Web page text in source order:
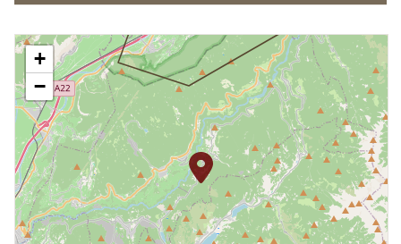
Orari di apertura:
Tutti i giorni, dalle 11.00 alle 17.00
Possibilità di visita aziendale con degustazione vini
abbinati ad una selezione di prodotti gastronomici
locali
+
−